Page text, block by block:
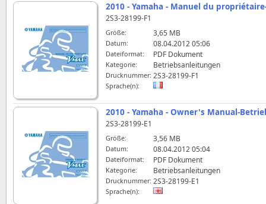
2010 - Yamaha - Manuel du
2S3-28199-F1
Größe: 3,65 MB
Datum: 08.04.2012 05:06
Dateiformat: PDF Dokument
Kategorie: Betriebsanleitungen
Drucknummer: 2S3-28199-F1
Sprache(n):
2010 - Yamaha - Owner's Manual-
2S3-28199-E1
Größe: 3,56 MB
Datum: 08.04.2012 05:04
Dateiformat: PDF Dokument
Kategorie: Betriebsanleitungen
Drucknummer: 2S3-28199-E1
Sprache(n):